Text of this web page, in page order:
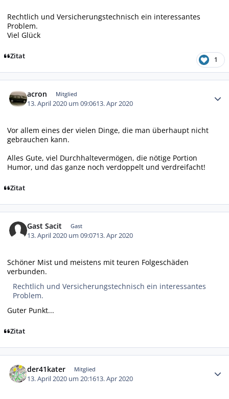
Rechtlich und Versicherungstechnisch ein interessantes
Problem.
Viel Glück
Zitat 1
acron Mitglied
13. April 2020 um 09:0613. Apr 2020
Vor allem eines der vielen Dinge, die man überhaupt nicht
gebrauchen kann.
Alles Gute, viel Durchhaltevermögen, die nötige Portion
Humor, und das ganze noch verdoppelt und verdreifacht!
Zitat
Gast Sacit Gast
13. April 2020 um 09:0713. Apr 2020
Schöner Mist und meistens mit teuren Folgeschäden
verbunden.
Rechtlich und Versicherungstechnisch ein interessantes
Problem.
Guter Punkt...
Zitat
der41kater Mitglied
13. April 2020 um 20:1613. Apr 2020